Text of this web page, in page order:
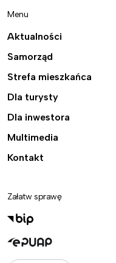
Menu
Aktualności
Samorząd
Strefa mieszkańca
Dla turysty
Dla inwestora
Multimedia
Kontakt
Załatw sprawę